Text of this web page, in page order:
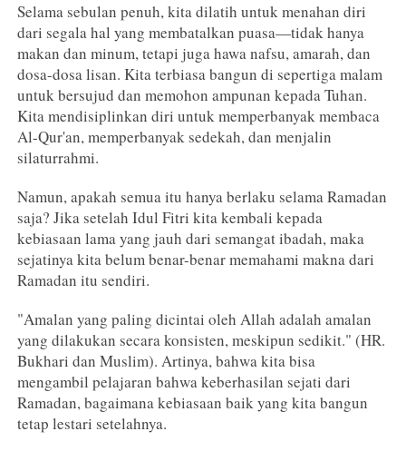
Selama sebulan penuh, kita dilatih untuk menahan diri
dari segala hal yang membatalkan puasa—tidak hanya
makan dan minum, tetapi juga hawa nafsu, amarah, dan
dosa-dosa lisan. Kita terbiasa bangun di sepertiga malam
untuk bersujud dan memohon ampunan kepada Tuhan.
Kita mendisiplinkan diri untuk memperbanyak membaca
Al-Qur'an, memperbanyak sedekah, dan menjalin
silaturrahmi.
Namun, apakah semua itu hanya berlaku selama Ramadan
saja? Jika setelah Idul Fitri kita kembali kepada
kebiasaan lama yang jauh dari semangat ibadah, maka
sejatinya kita belum benar-benar memahami makna dari
Ramadan itu sendiri.
"Amalan yang paling dicintai oleh Allah adalah amalan
yang dilakukan secara konsisten, meskipun sedikit." (HR.
Bukhari dan Muslim). Artinya, bahwa kita bisa
mengambil pelajaran bahwa keberhasilan sejati dari
Ramadan, bagaimana kebiasaan baik yang kita bangun
tetap lestari setelahnya.